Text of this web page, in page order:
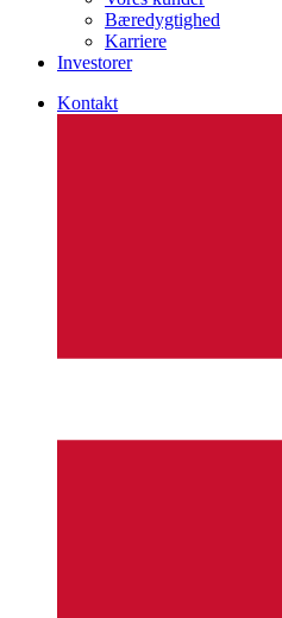
Bæredygtighed
Karriere
Investorer
Kontakt